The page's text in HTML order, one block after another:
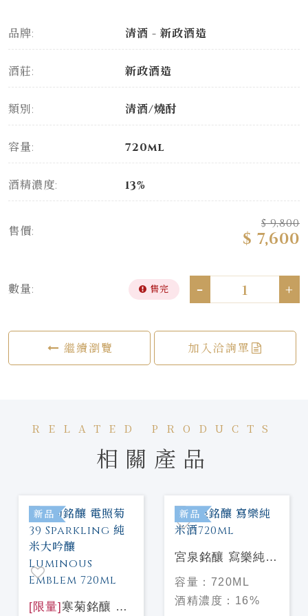
品牌: 清酒 - 新政酒造
酒莊: 新政酒造
類別: 清酒/燒酎
容量: 720ml
酒精濃度: 13%
售價:
$ 9,800
$ 7,600
數量: 售完 - +
繼續瀏覽 加入洽詢單
RELATED PRODUCTS
相關產品
新品
[限量] 寒菊銘釀 電
新品
宮泉銘釀 寫樂純米
酒720ml
容量： 720ML
酒精濃度： 16%